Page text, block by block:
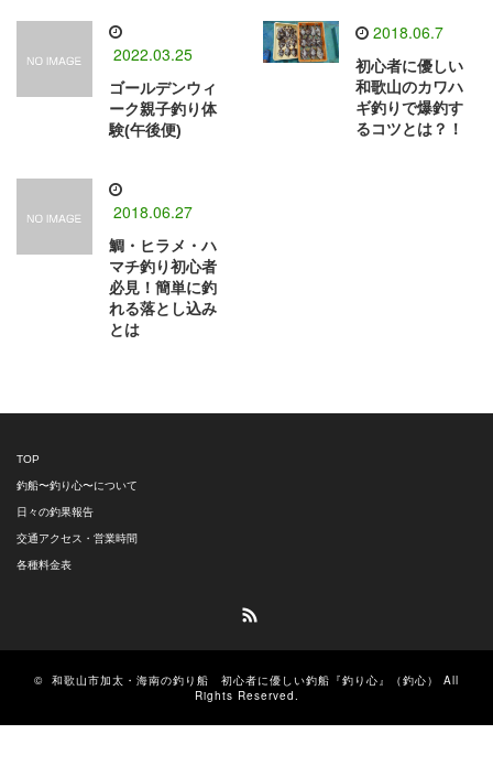
2022.03.25
ゴールデンウィ
ーク親子釣り体
験(午後便)
2018.06.7
初心者に優しい
和歌山のカワハ
ギ釣りで爆釣す
るコツとは？！
2018.06.27
鯛・ヒラメ・ハ
マチ釣り初心者
必見！簡単に釣
れる落とし込み
とは
TOP
釣船〜釣り心〜について
日々の釣果報告
交通アクセス・営業時間
各種料金表
© 和歌山市加太・海南の釣り船 初心者に優しい釣船『釣り心』（釣心）
All
Rights Reserved.